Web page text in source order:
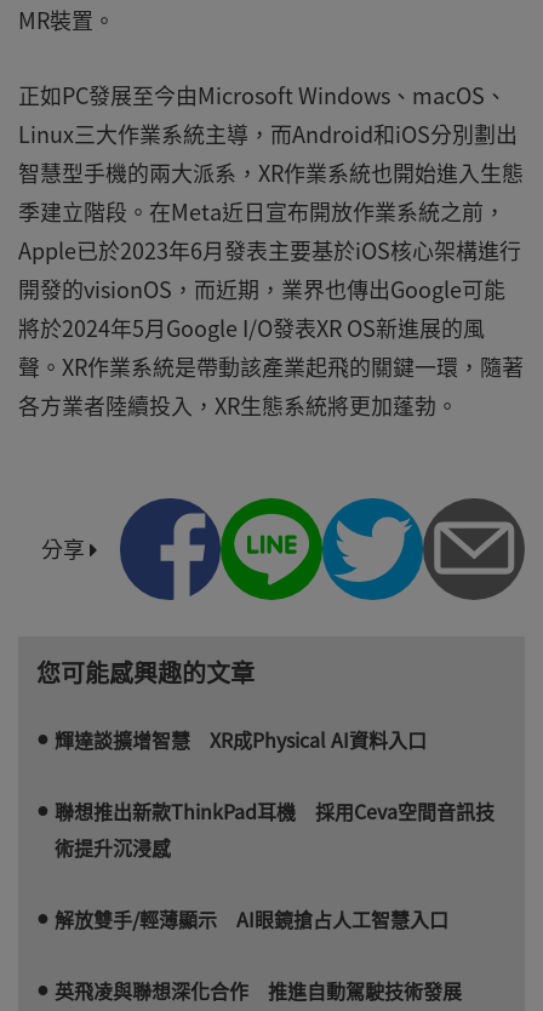
MR裝置。
正如PC發展至今由Microsoft Windows、macOS、
Linux三大作業系統主導，而Android和iOS分別劃出
智慧型手機的兩大派系，XR作業系統也開始進入生態
季建立階段。在Meta近日宣布開放作業系統之前，
Apple已於2023年6月發表主要基於iOS核心架構進行
開發的visionOS，而近期，業界也傳出Google可能
將於2024年5月Google I/O發表XR OS新進展的風
聲。XR作業系統是帶動該產業起飛的關鍵一環，隨著
各方業者陸續投入，XR生態系統將更加蓬勃。
分享
您可能感興趣的文章
輝達談擴增智慧 XR成Physical AI資料入口
聯想推出新款ThinkPad耳機 採用Ceva空間音訊技
術提升沉浸感
解放雙手/輕薄顯示 AI眼鏡搶占人工智慧入口
英飛凌與聯想深化合作 推進自動駕駛技術發展